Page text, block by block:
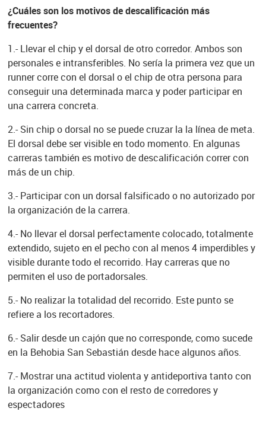
¿Cuáles son los motivos de descalificación más
frecuentes?
1.- Llevar el chip y el dorsal de otro corredor. Ambos son
personales e intransferibles. No sería la primera vez que un
runner corre con el dorsal o el chip de otra persona para
conseguir una determinada marca y poder participar en
una carrera concreta.
2.- Sin chip o dorsal no se puede cruzar la la línea de meta.
El dorsal debe ser visible en todo momento. En algunas
carreras también es motivo de descalificación correr con
más de un chip.
3.- Participar con un dorsal falsificado o no autorizado por
la organización de la carrera.
4.- No llevar el dorsal perfectamente colocado, totalmente
extendido, sujeto en el pecho con al menos 4 imperdibles y
visible durante todo el recorrido. Hay carreras que no
permiten el uso de portadorsales.
5.- No realizar la totalidad del recorrido. Este punto se
refiere a los recortadores.
6.- Salir desde un cajón que no corresponde, como sucede
en la Behobia San Sebastián desde hace algunos años.
7.- Mostrar una actitud violenta y antideportiva tanto con
la organización como con el resto de corredores y
espectadores